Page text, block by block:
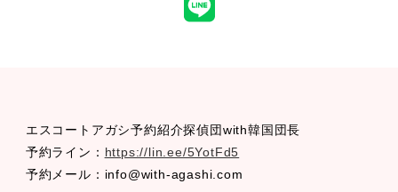
エスコートアガシ予約紹介探偵団with韓国団長
予約ライン： https://lin.ee/5YotFd5
予約メール：info@with-agashi.com